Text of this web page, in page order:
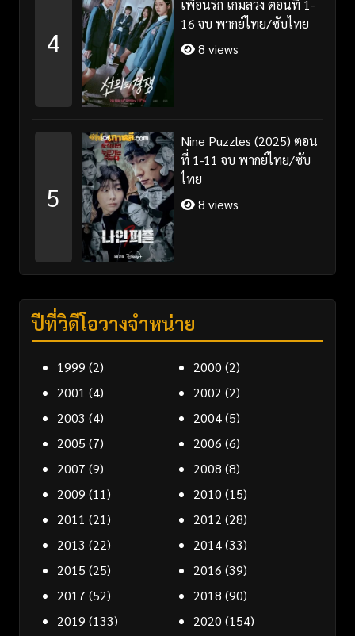
4
เพื่อนรัก เกมลวง ตอนที่ 1-
16 จบ พากย์ไทย/ซับไทย
8 views
5
Nine Puzzles (2025) ตอน
ที่ 1-11 จบ พากย์ไทย/ซับ
ไทย
8 views
ปีที่วิดีโอวางจำหน่าย
1999 (2) 2000 (2)
2001 (4) 2002 (2)
2003 (4) 2004(5)
2005 (7) 2006 (6)
2007 (9) 2008 (8)
2009 (11) 2010 (15)
2011 (21) 2012 (28)
2013 (22) 2014(33)
2015 (25) 2016 (39)
2017 (52) 2018 (90)
2019 (133) 2020 (154)